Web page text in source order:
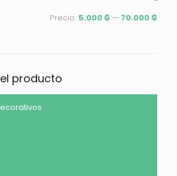
Precio: 5.000 ₲ — 70.000 ₲
producto